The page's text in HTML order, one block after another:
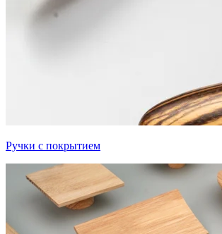
Ручки с покрытием